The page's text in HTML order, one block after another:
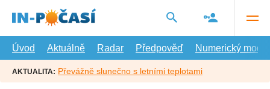
hlavní
Úvod
Aktuálně Radar Předpověď Numerický model
AKTUALITA: Převážně slunečno s letními teplotami